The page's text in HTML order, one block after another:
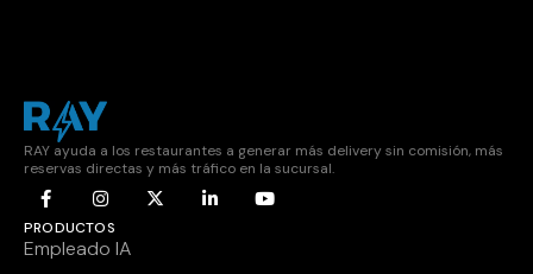
RAY ayuda a los restaurantes a generar más delivery sin comisión, más
reservas directas y más tráfico en la sucursal.
PRODUCTOS
Empleado IA